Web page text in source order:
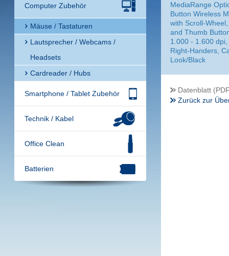
Computer Zubehör
Mäuse / Tastaturen
Lautsprecher / Webcams /
Headsets
Cardreader / Hubs
Smartphone / Tablet Zubehör
Technik / Kabel
Office Clean
Batterien
MediaRange
Button Wireless
with Scroll-
and Thumb
1.000 - 1.600 dpi,
Right-Handers,
Look/Black
Datenblatt
Zurück zur